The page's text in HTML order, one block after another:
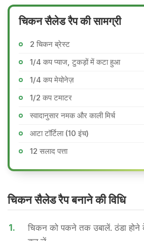
चिकन सैलेड रैप की सामग्री
2 चिकन ब्रेस्ट
1/4 कप प्याज, टुकड़ों में कटा हुआ
1/4 कप मेयोनेज़
1/2 कप टमाटर
स्वादानुसार नमक और काली मिर्च
आटा टॉर्टिला (10 इंच)
12 सलाद पत्ता
चिकन सैलेड रैप बनाने की वि​धि
1.
चिकन को पकने तक उबालें. ठंडा होने